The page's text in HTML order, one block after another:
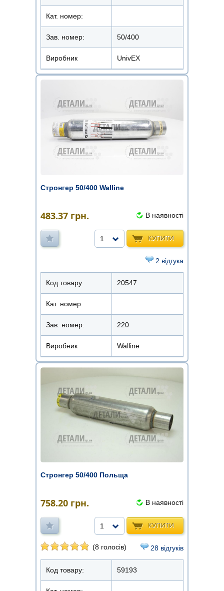
Кат. номер:
Зав. номер: 50/400
Виробник UnivEX
Стронгер 50/400 Walline
483.37 грн. В наявності
КУПИТИ
1
2 відгука
Код товару: 20547
Кат. номер:
Зав. номер: 220
Виробник Walline
Стронгер 50/400 Польща
758.20 грн. В наявності
КУПИТИ
1
(8 голосів) 28 відгуків
Код товару: 59193